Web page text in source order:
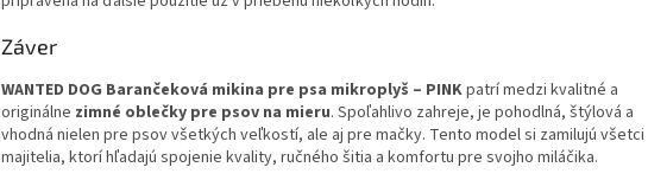
Záver
WANTED DOG Barančeková mikina pre psa mikroplyš – PINKpatrí medzi kvalitné a
originálne zimné oblečky pre psov na mieru. Spoľahlivo zahreje, je pohodlná, štýlová a
vhodná nielen pre psov všetkých veľkostí, ale aj pre mačky. Tento model si zamilujú všetci
majitelia, ktorí hľadajú spojenie kvality, ručného šitia a komfortu pre svojho miláčika.